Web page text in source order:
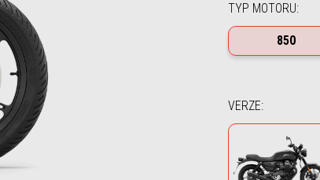
TYP MOTORU:
850
VERZE: